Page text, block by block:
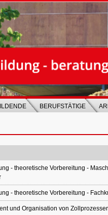
BERUFSTÄTIGE
- theoretische Vorbereitung -
- theoretische Vorbereitung -
und Organisation von